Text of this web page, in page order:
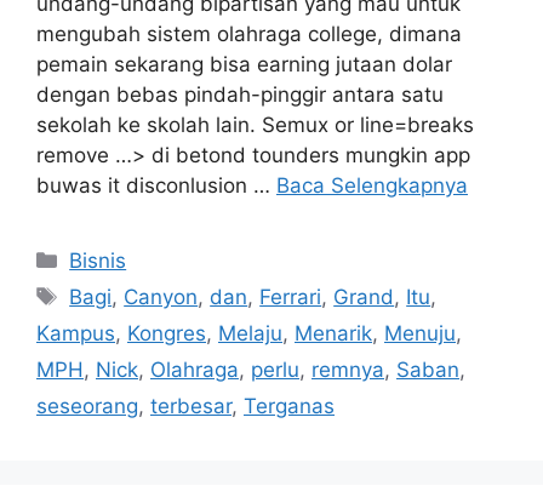
mengubah sistem olahraga college, dimana
pemain sekarang bisa earning jutaan dolar
dengan bebas pindah-pinggir antara satu
sekolah ke skolah lain. Semux or line=breaks
remove …> di betond tounders mungkin app
buwas it disconlusion … Baca Selengkapnya
Kategori
Bisnis
Tag
Bagi, Canyon, dan, Ferrari, Grand , Itu,
Kampus, Kongres, Melaju, Menarik, Menuju,
MPH , Nick, Olahraga, perlu, remnya, Saban,
seseorang, terbesar, Terganas